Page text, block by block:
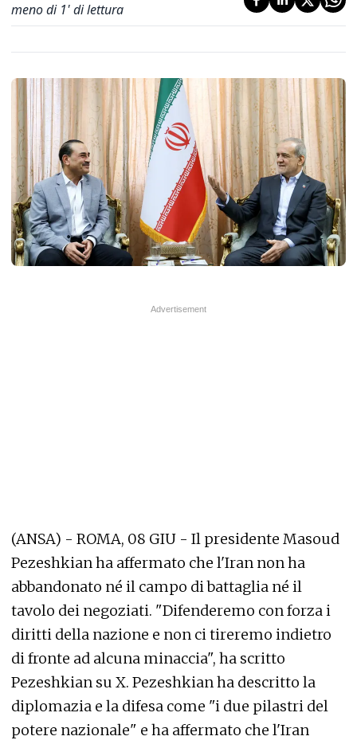
meno di 1' di lettura
(ANSA) - ROMA, 08 GIU - Il presidente Masoud
Pezeshkian ha affermato che l'Iran non ha
abbandonato né il campo di battaglia né il
tavolo dei negoziati. "Difenderemo con forza i
diritti della nazione e non ci tireremo indietro
di fronte ad alcuna minaccia", ha scritto
Pezeshkian su X. Pezeshkian ha descritto la
diplomazia e la difesa come "i due pilastri del
potere nazionale" e ha affermato che l'Iran